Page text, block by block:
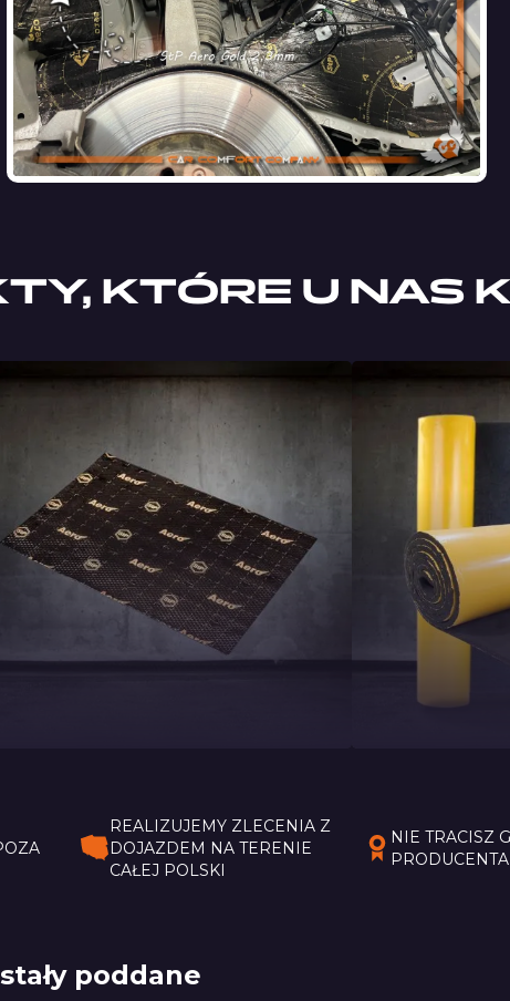
KTÓRE U NAS
REALIZUJEMY ZLECENIA Z
DOJAZDEM NA TERENIE
CAŁEJ POLSKI
NIE TRACISZ
poddane